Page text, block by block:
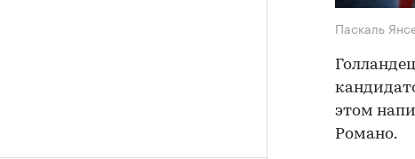
Паскаль
этом
Романо.